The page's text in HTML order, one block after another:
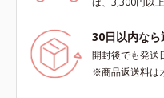
30日以内なら
開封後でも発送
※商品返送料は